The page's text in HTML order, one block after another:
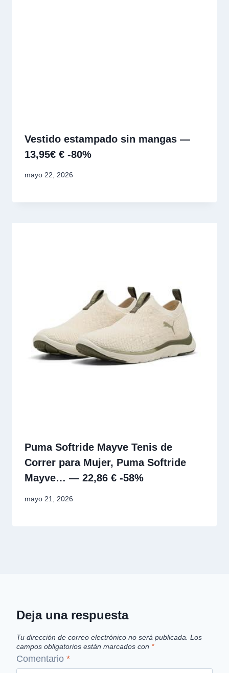
Vestido estampado sin mangas —
13,95€ € -80%
mayo 22, 2026
Puma Softride Mayve Tenis de
Correr para Mujer, Puma Softride
Mayve… — 22,86 € -58%
mayo 21, 2026
Deja una respuesta
Tu dirección de correo electrónico no será publicada. Los
campos obligatorios están marcados con *
Comentario *